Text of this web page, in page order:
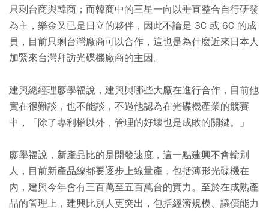
只剩台商與韓商；而韓商中的三星一向以垂直整合自行研發
為主，樂金又已是日立的夥伴，因此不論是 3C 或 6C 的成
員，目前只剩台灣廠商可以合作，這也是為什麼近來日本人
加緊來台灣拜訪光碟機廠商的主因。
建興總經理廖學福說，建興與哪些大廠在進行合作，目前他
實在很難談，也不能談，不過他認為在光碟機產業的競賽
中，「除了專利權以外，管理的好壞也是成敗的關鍵。」
廖學福說，新產品比的是開發速度，這一點建興不會輸別
人，目前新產品線都要逐步上線量產，包括薄形光碟機在
內，建興今年會有三百萬至五百萬台的實力。至於在成熟產
品的管理上，建興比別人更突出，包括經濟規模、議價能力